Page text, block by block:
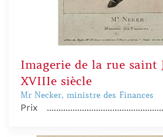
Imagerie de la rue saint
XVIIIe siècle
Mr Necker, ministre des Finances
Prix